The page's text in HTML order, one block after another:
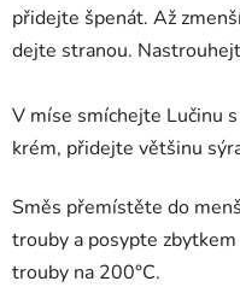
přidejte špenát. Až
dejte stranou.
V míse smíchejte Lučinu
krém, přidejte většinu
Směs přemístěte do
trouby a posypte
trouby na 200°C.